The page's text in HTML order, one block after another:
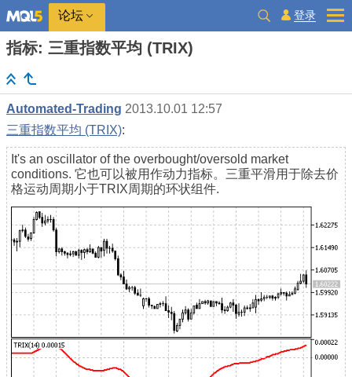
论坛 登录
指标: 三重指数平均 (TRIX)
Automated-Trading 2013.10.01 12:57
三重指数平均 (TRIX):
It's an oscillator of the overbought/oversold market
conditions. 它也可以被用作动力指标。三重平滑用于除去价
格运动周期小于TRIX周期的环状组件.